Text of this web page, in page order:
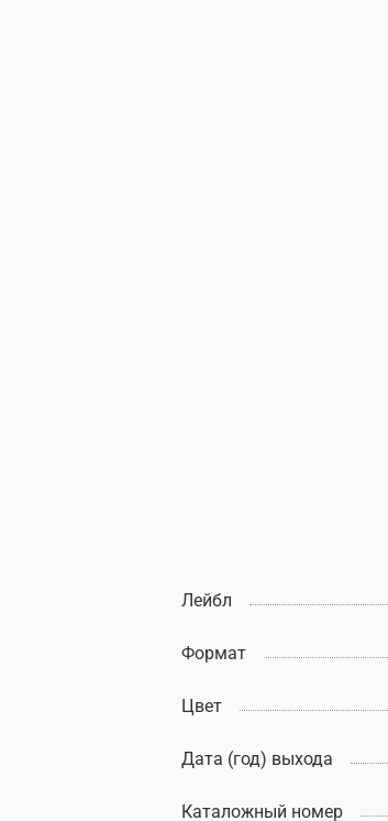
Лейбл
Формат
Цвет
Дата (год) выхода
Каталожный номер